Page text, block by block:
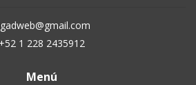
+52 1 228 2435912
Menú